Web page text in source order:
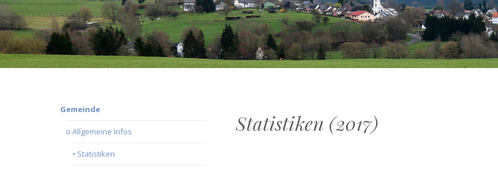
Statistiken (2017)
Gemeinde
o Allgemeine Infos
• Statistiken